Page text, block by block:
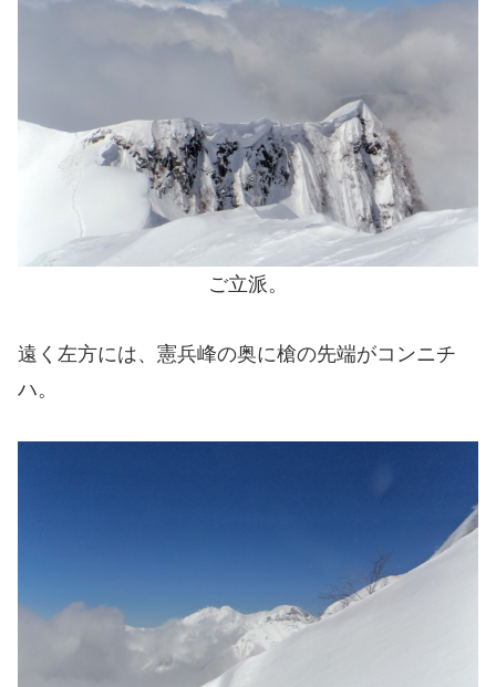
ご立派。
遠く左方には、憲兵峰の奥に槍の先端がコンニチ
ハ。